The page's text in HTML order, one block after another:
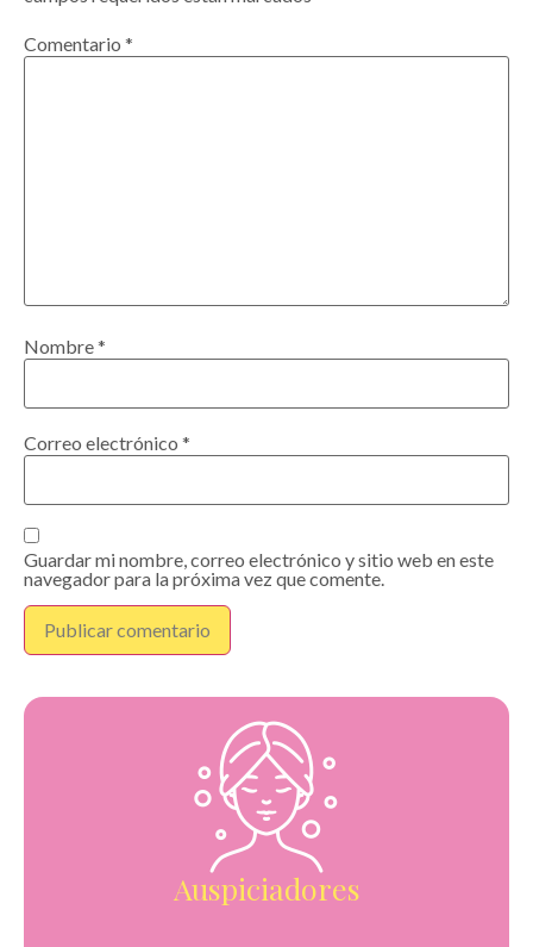
Comentario *
Nombre*
Correo electrónico *
Guardar mi nombre, correo electrónico y sitio web en este
navegador para la próxima vez que comente.
Auspiciadores